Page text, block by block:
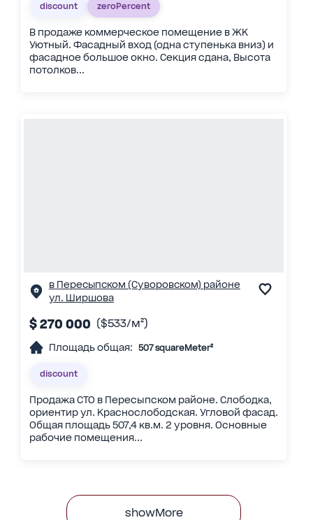
discount zeroPercent
В продаже коммерческое помещение в ЖК
Уютный. Фасадный вход (одна ступенька вниз) и
фасадное большое окно. Секция сдана, Высота
потолков...
в Пересыпском (Суворовском) районе
ул. Ширшова
$ 270 000 ($533/м²)
Площадь общая: 507 squareMeter²
discount
Продажа СТО в Пересыпском районе. Слободка,
ориентир ул. Краснослободская. Угловой фасад.
Общая площадь 507,4 кв.м. 2 уровня. Основные
рабочие помещения...
showMore